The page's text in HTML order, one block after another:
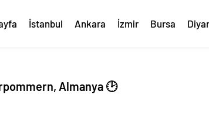
İstanbul Ankara İzmir Bursa
Almanya 🕑